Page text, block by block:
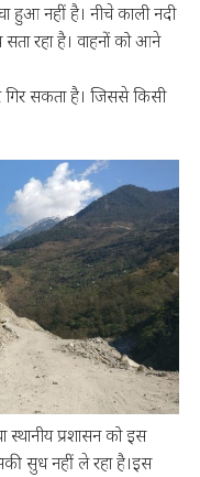
हुआ नहीं है। नीचे काली नदी
रहा है। वाहनों को आने
सकता है। जिससे किसी
स्थानीय प्रशासन को इस
सुध नहीं ले रहा है।इस